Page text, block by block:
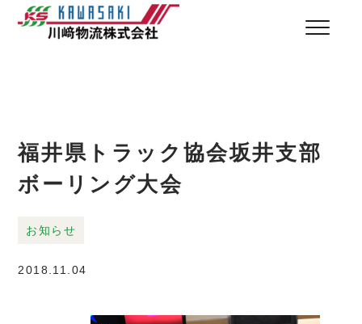
福井県トラック協会坂井支部
ボーリング大会
お知らせ
2018.11.04